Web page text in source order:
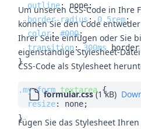
outline: none;
border-radius : 0.5rem;
color: #000;
transition: 300ms
}
.my-form textarea {
resize: none;
}
Um unseren CSS-Code in Ihre
können Sie den Code
Ihrer Seite einfügen oder Sie
eigenständige Stylesheet-
CSS-Code als Stylesheet
formular.css (1 kB)
Fügen Sie das Stylesheet